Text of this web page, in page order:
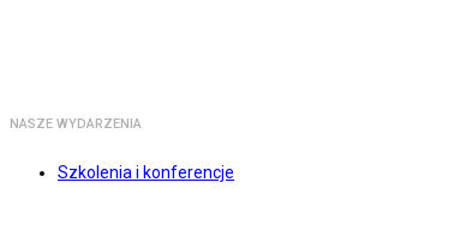
NASZE WYDARZENIA
Szkolenia i konferencje